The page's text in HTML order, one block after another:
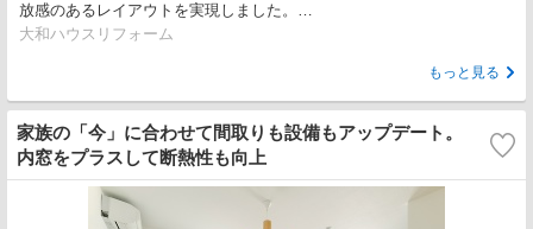
放感のあるレイアウトを実現しました。…
大和ハウスリフォーム
もっと見る
家族の「今」に合わせて間取りも設備もアップデート。
内窓をプラスして断熱性も向上